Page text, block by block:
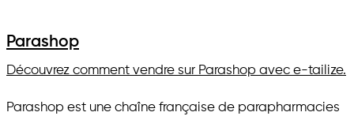
Parashop
Découvrez comment vendre sur Parashop avec e-tailize.
Parashop est une chaîne française de parapharmacies